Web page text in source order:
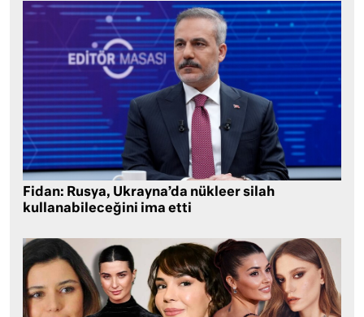
Fidan: Rusya, Ukrayna’da nükleer silah
kullanabileceğini ima etti